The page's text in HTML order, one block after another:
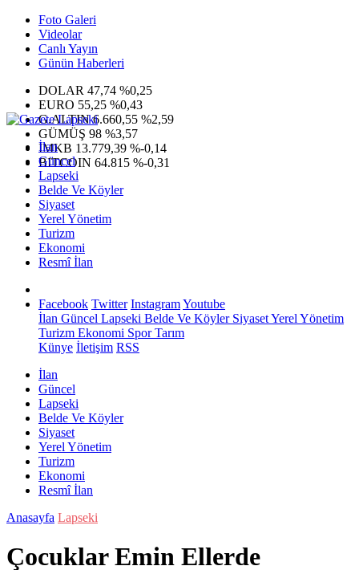
Foto Galeri
Videolar
Canlı Yayın
Günün Haberleri
DOLAR 47,74 %0,25
EURO 55,25 %0,43
G.ALTIN6.660,55 %2,59
GÜMÜŞ 98 %3,57
IMKB 13.779,39 %-0,14
BITCOIN 64.815 %-0,31
İlan
Güncel
Lapseki
Belde Ve Köyler
Siyaset
Yerel Yönetim
Turizm
Ekonomi
Resmî İlan
Facebook Twitter InstagramYoutube
İlan Güncel Lapseki Belde Ve KöylerSiyasetYerel Yönetim
Turizm Ekonomi SporTarım
Künye İletişim RSS
İlan
Güncel
Lapseki
Belde Ve Köyler
Siyaset
Yerel Yönetim
Turizm
Ekonomi
Resmî İlan
Anasayfa Lapseki
Çocuklar Emin Ellerde